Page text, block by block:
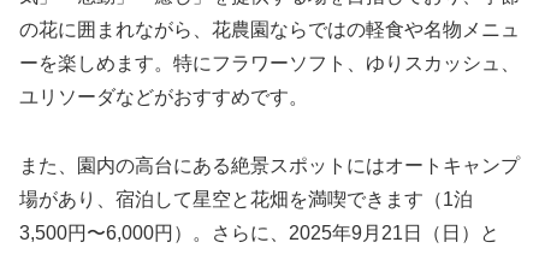
の花に囲まれながら、花農園ならではの軽食や名物メニュ
ーを楽しめます。特にフラワーソフト、ゆりスカッシュ、
ユリソーダなどがおすすめです。
また、園内の高台にある絶景スポットにはオートキャンプ
場があり、宿泊して星空と花畑を満喫できます（1泊
3,500円〜6,000円）。さらに、2025年9月21日（日）と